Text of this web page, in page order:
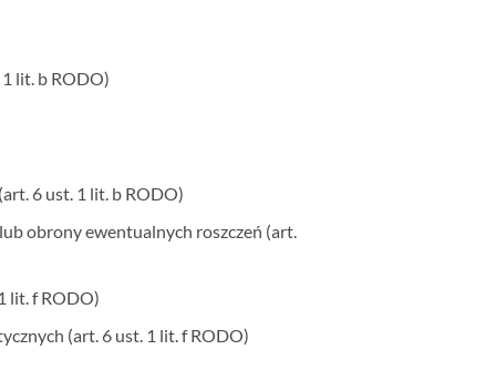
lit. b RODO)
6 ust. 1 lit. b RODO)
obrony ewentualnych roszczeń (art.
lit. f RODO)
(art. 6 ust. 1 lit. f RODO)